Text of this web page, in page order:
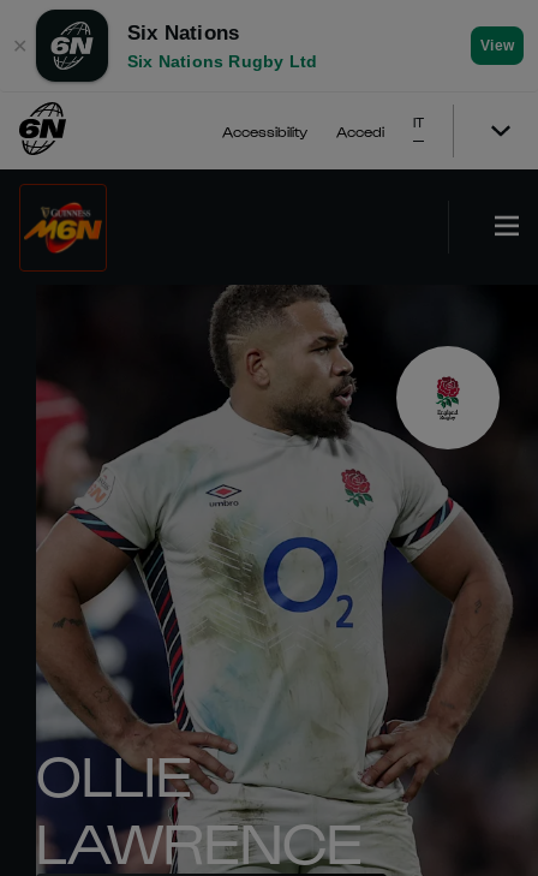
✕
Six Nations
Six Nations Rugby Ltd
View
Accessibility Accedi
IT
OLLIE
LAWRENCE